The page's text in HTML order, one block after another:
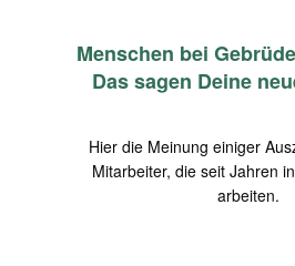
Menschen bei
Das sagen Deine
Hier die Meinung einiger
Mitarbeiter, die seit Jahren
arbeiten.